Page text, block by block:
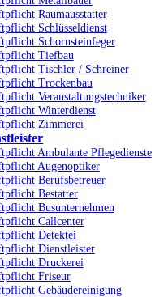
Raumausstatter
Schlüsseldienst
Schornsteinfeger
Tiefbau
Tischler / Schreiner
Trockenbau
Veranstaltungstechniker
Winterdienst
Zimmerei
Ambulante Pflegedienste
Augenoptiker
Berufsbetreuer
Bestatter
Busunternehmen
Callcenter
Detektei
Dienstleister
Druckerei
Friseur
Gebäudereinigung